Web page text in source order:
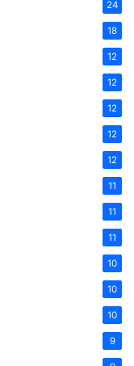
24
18
12
12
12
12
12
11
11
11
10
10
10
9